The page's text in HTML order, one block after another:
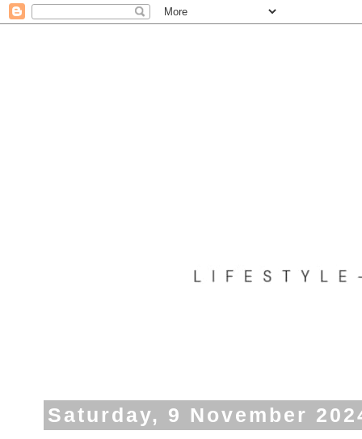
Saturday, 9 November